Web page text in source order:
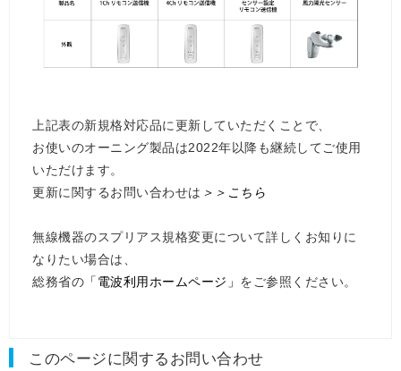
上記表の新規格対応品に更新していただくことで、
お使いのオーニング製品は2022年以降も継続してご使用
いただけます。
更新に関するお問い合わせは ＞＞こちら
無線機器のスプリアス規格変更について詳しくお知りに
なりたい場合は、
総務省の 「電波利用ホームページ」 をご参照ください。
このページに関するお問い合わせ